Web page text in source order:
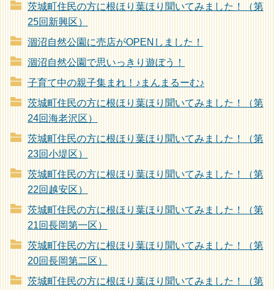
茨城町住民の方に根ほり葉ほり聞いてみました！（第
25回新興区）
涸沼自然公園に売店がOPENしました！
涸沼自然公園で思いっきり遊ぼう！
子育て中の親子集まれ！♪まんまるーむ♪
茨城町住民の方に根ほり葉ほり聞いてみました！（第
24回海老沢区）
茨城町住民の方に根ほり葉ほり聞いてみました！（第
23回小堤区）
茨城町住民の方に根ほり葉ほり聞いてみました！（第
22回越安区）
茨城町住民の方に根ほり葉ほり聞いてみました！（第
21回長岡第一区）
茨城町住民の方に根ほり葉ほり聞いてみました！（第
20回長岡第二区）
茨城町住民の方に根ほり葉ほり聞いてみました！（第